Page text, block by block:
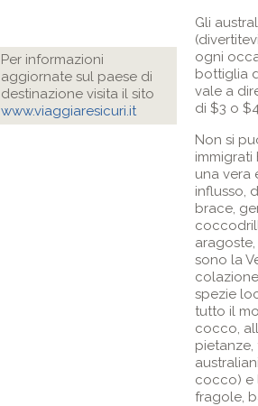
Per informazioni
aggiornate sul paese di
destinazione visita il sito
www.viaggiaresicuri.it
Gli
ogni
bottiglia
vale a
di $3 o $4
Non si
una vera
influsso,
brace,
sono la
spezie
tutto il
cocco,
cocco) e
fragole,